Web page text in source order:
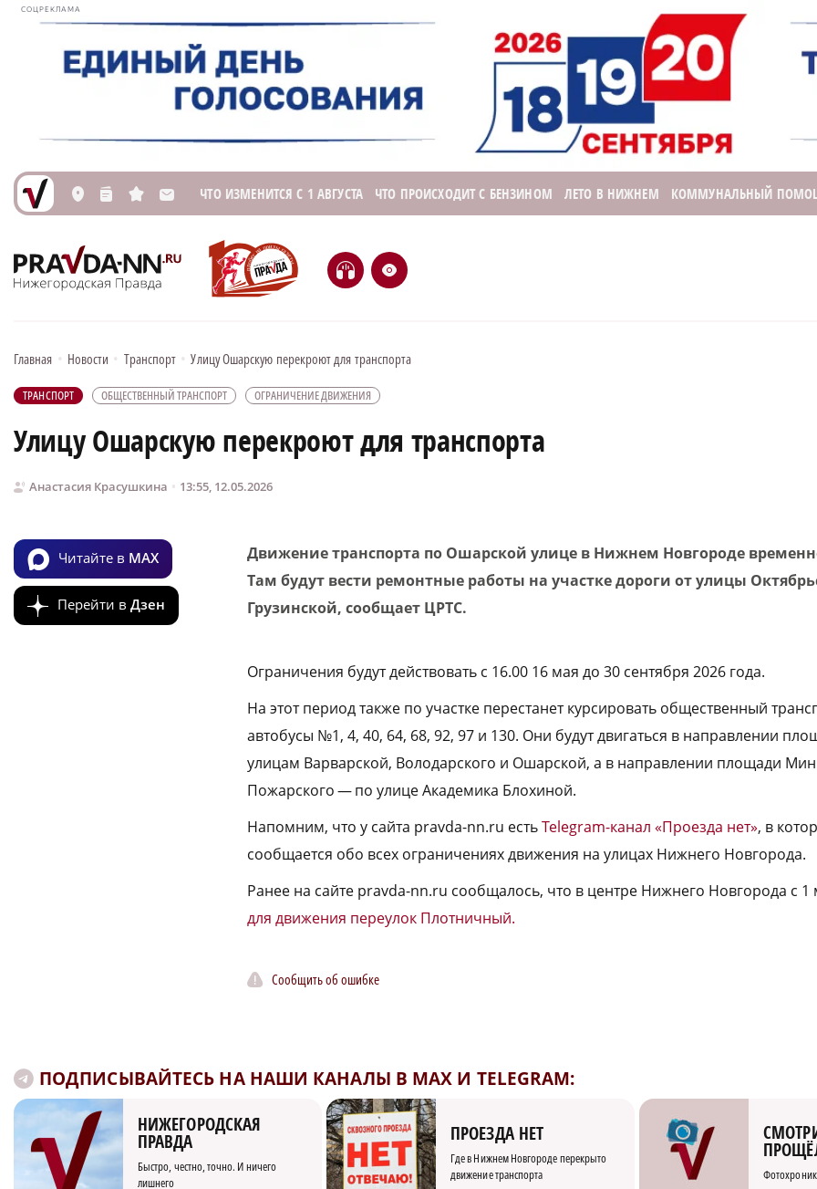
СОЦРЕКЛАМА
L n s M ЧТО ИЗМЕНИТСЯ С 1 АВГУСТА ЧТО ПРОИСХОДИТ С БЕНЗИНОМ ЛЕТО В НИЖНЕМ КОММУНАЛЬНЫЙ
H e
Главная • Новости • Транспорт • Улицу Ошарскую перекроют для транспорта
ТРАНСПОРТ ОБЩЕСТВЕННЫЙ ТРАНСПОРТ ОГРАНИЧЕНИЕ ДВИЖЕНИЯ
Улицу Ошарскую перекроют для транспорта
Анастасия Красушкина 13:55, 12.05.2026
Читайте в MAX
Перейти в Дзен
Движение транспорта по Ошарской улице в Нижнем Новгороде
Там будут вести ремонтные работы на участке дороги от улицы
Грузинской, сообщает ЦРТС.
Ограничения будут действовать с 16.00 16 мая до 30 сентября 2026 года.
На этот период также по участке перестанет курсировать общественный
автобусы №1, 4, 40, 64, 68, 92, 97 и 130. Они будут двигаться в направлении
улицам Варварской, Володарского и Ошарской, а в направлении площади
Пожарского — по улице Академика Блохиной.
Напомним, что у сайта pravda-nn.ru естьTelegram-канал «Проезда нет», в
сообщается обо всех ограничениях движения на улицах Нижнего Новгорода.
Ранее на сайте pravda-nn.ru сообщалось, что в центре Нижнего Новгорода с 1
для движения переулок Плотничный.
Сообщить об ошибке
ПОДПИСЫВАЙТЕСЬ НА НАШИ КАНАЛЫ В MAX И TELEGRAM:
НИЖЕГОРОДСКАЯ
ПРАВДА
Быстро, честно, точно. И ничего
лишнего
ПРОЕЗДА НЕТ
Где в Нижнем Новгороде перекрыто
движение транспорта